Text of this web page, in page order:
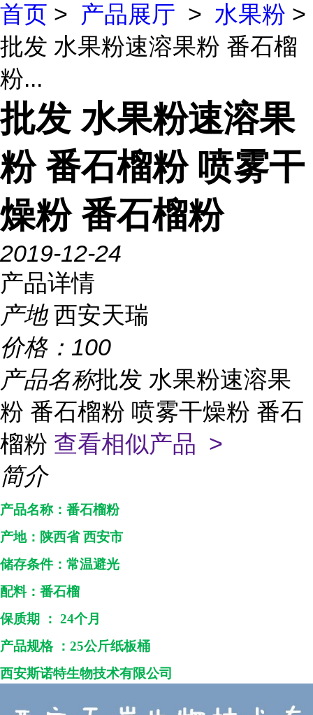
首页 > 产品展厅 > 水果粉 >
批发 水果粉速溶果粉 番石榴
粉...
批发 水果粉速溶果
粉 番石榴粉 喷雾干
燥粉 番石榴粉
2019-12-24
产品详情
产地 西安天瑞
价格： 100
产品名称批发 水果粉速溶果
粉 番石榴粉 喷雾干燥粉 番石
榴粉 查看相似产品 >
简介
产品名称： 番石榴粉
产地： 陕西省 西安市
储存条件：常温避光
配料： 番石榴
保质期
： 24个月
产品规格
： 25公斤纸板桶
西安斯诺特生物技术有限公司